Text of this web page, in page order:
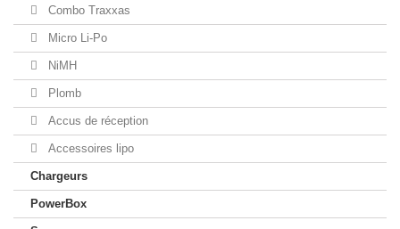
Combo Traxxas
Micro Li-Po
NiMH
Plomb
Accus de réception
Accessoires lipo
Chargeurs
PowerBox